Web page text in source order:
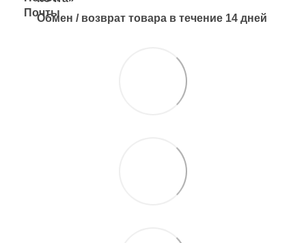
Обмен / возврат товара в течение 14 дней